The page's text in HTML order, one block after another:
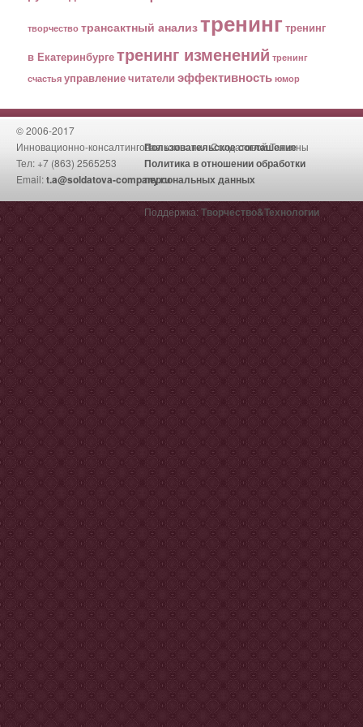
творчество трансактный анализтренинг тренинг
в Екатеринбургетренинг изменений тренинг
счастья управлениечитатели эффективность юмор
© 2006-2017
Инновационно-консалтинговая компания Солдатовой Татьяны
Тел: +7 (863) 2565253
Email:t.a@soldatova-company.ru
Пользовательское соглашение
Политика в отношении обработки
персональных данных
Поддержка:Творчество&Технологии